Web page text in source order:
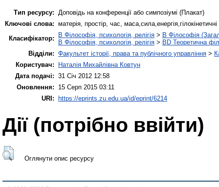
Тип ресурсу:
Доповідь на конференції або симпозіумі (Плакат)
Ключові слова: матерія, простір, час, маса,сила,енергія,гілокінетичні
Класифікатор:
B Філософія, психологія, релігія > B Філософія
B Філософія, психологія, релігія > BD Теоретична
Відділи: Факультет історії, права та публічного управління >
Користувач:
Наталія Михайлівна Ковтун
Дата подачі: 31 Січ 2012 12:58
Оновлення:
15 Серп 2015 03:11
URI: https://eprints.zu.edu.ua/id/eprint/6214
Дії ​​(потрібно ввійти)
Оглянути опис ресурсу